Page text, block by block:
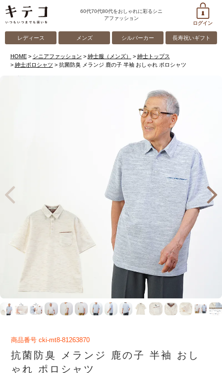
60代70代80代をおしゃれに彩るシニ
アファッション
ログイン
レディース メンズ シルバーカー 長寿祝いギフト
HOME シニアファッション 紳士服（メンズ）
紳士トップス
紳士ポロシャツ
抗菌防臭 メランジ 鹿の子 半袖 おしゃれ ポロシャツ
商品番号 cki-mt8-81263870
抗菌防臭 メランジ 鹿の子 半袖 おし
ゃれ ポロシャツ